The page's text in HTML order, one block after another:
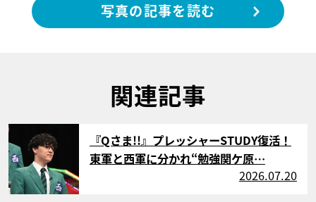
写真の記事を読む
関連記事
サムネイル
『Qさま!!』プレッシャーSTUDY復活！
東軍と西軍に分かれ“勉強関ケ原…
2026.07.20